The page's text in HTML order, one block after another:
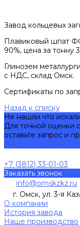
Завод кольцевых
Плавиковый шпат
90%, цена за
Глинозем
с НДС, склад Омск.
Сертификаты по
Назад к списку
Не нашли что
Для точной оценки
оставьте запрос и
+7 (3812) 33-01-03
Заказать звонок
info@omskzkz.ru
г. Омск, ул. 3-я
О компании
История завода
Наше производство